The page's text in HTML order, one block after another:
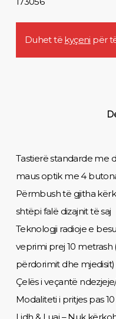
Duhet të kyçeni për
Tastierë standarde me
maus optik me 4
Përmbush të gjitha
shtëpi falë dizajnit të saj
Teknologji radioje e
veprimi prej 10
përdorimit dhe mjedisit)
Çelës i veçantë
Modaliteti i pritjes pas